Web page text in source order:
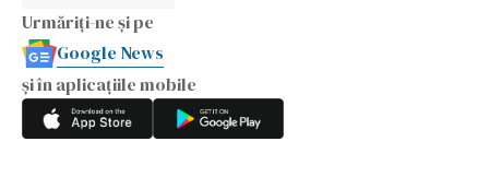
Urmăriți-ne și pe
Google News
și în aplicațiile mobile